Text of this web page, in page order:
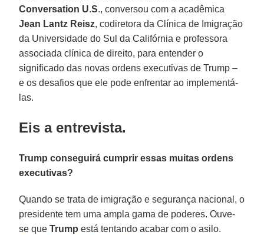
Conversation U.S., conversou com a acadêmica
Jean Lantz Reisz, codiretora da Clínica de Imigração
da Universidade do Sul da Califórnia e professora
associada clínica de direito, para entender o
significado das novas ordens executivas de Trump –
e os desafios que ele pode enfrentar ao implementá-
las.
Eis a entrevista.
Trump conseguirá cumprir essas muitas ordens
executivas?
Quando se trata de imigração e segurança nacional, o
presidente tem uma ampla gama de poderes. Ouve-
se queTrump está tentando acabar com o asilo.